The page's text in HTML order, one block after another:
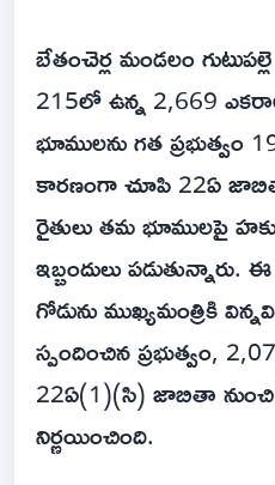
బేతంచెర్ల మండలం
215లో ఉన్న 2,669
భూములను గత ప్రభుత్వం
కారణంగా చూపి 22ఏ
రైతులు తమ భూములపై
ఇబ్బందులు
గోడును ముఖ్యమంత్రికి
స్పందించిన ప్రభుత్వం,
22ఏ(1)(సి) జాబితా
నిర్ణయించింది.